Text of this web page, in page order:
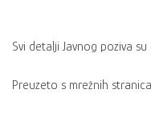
Svi detalji Javnog poziva
Preuzeto s mrežnih